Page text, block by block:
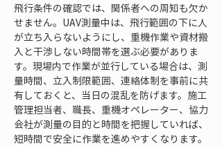
飛行条件の確認では、関係者への周知も欠か
せません。UAV測量中は、飛行範囲の下に人
が立ち入らないようにし、重機作業や資材搬
入と干渉しない時間帯を選ぶ必要がありま
す。現場内で作業が並行している場合は、測
量時間、立入制限範囲、連絡体制を事前に共
有しておくと、当日の混乱を防げます。施工
管理担当者、職長、重機オペレーター、協力
会社が測量の目的と時間を把握していれば、
短時間で安全に作業を進めやすくなります。